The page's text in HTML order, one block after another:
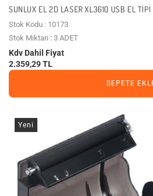
SUNLUX EL 2D LASER XL3610 USB EL TIPI
Stok Kodu : 10173
Stok Miktarı : 3 ADET
Kdv Dahil Fiyat
2.359,29 TL
SEPETE
Yeni